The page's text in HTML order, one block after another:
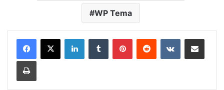
WP Tema
LinkedInTumblr PinterestReddit VKontakteE-Posta ile paylaş
Yazdır